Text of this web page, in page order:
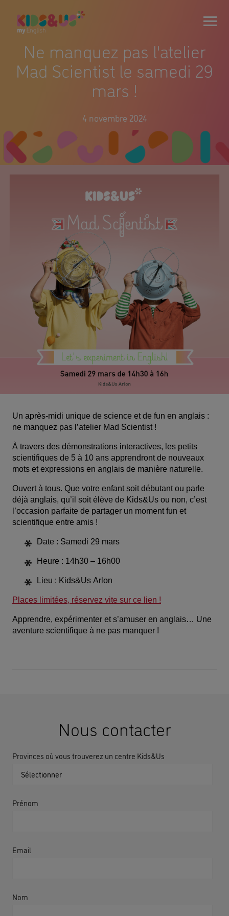
Ne manquez pas l'atelier
Mad Scientist le samedi 29
mars !
4 novembre 2024
Un après-midi unique de science et de fun en anglais :
ne manquez pas l’atelier Mad Scientist !
À travers des démonstrations interactives, les petits
scientifiques de 5 à 10 ans apprendront de nouveaux
mots et expressions en anglais de manière naturelle.
Ouvert à tous. Que votre enfant soit débutant ou parle
déjà anglais, qu’il soit élève de Kids&Us ou non, c’est
l’occasion parfaite de partager un moment fun et
scientifique entre amis !
Date : Samedi 29 mars
Heure : 14h30 – 16h00
Lieu : Kids&Us Arlon
Places limitées, réservez vite sur ce lien !
Apprendre, expérimenter et s’amuser en anglais… Une
aventure scientifique à ne pas manquer !
Nous contacter
Provinces où vous trouverez un centre Kids&Us
Prénom
Email
Nom